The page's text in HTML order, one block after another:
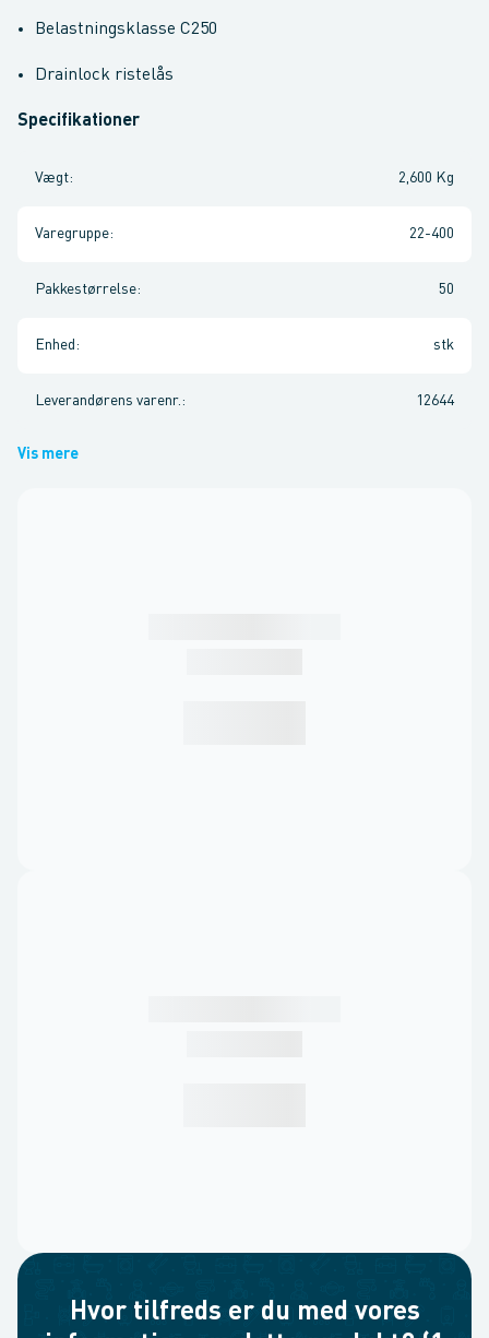
Belastningsklasse C250
Drainlock ristelås
Specifikationer
Vægt: 2,600 Kg
Varegruppe: 22-400
Pakkestørrelse: 50
Enhed : stk
Leverandørens varenr. : 12644
Vis mere
Hvor tilfreds er du med vores